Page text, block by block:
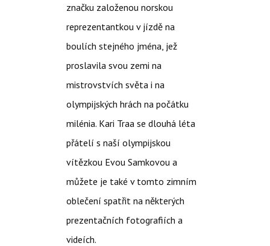
značku založenou norskou
reprezentantkou v jízdě na
boulích stejného jména, jež
proslavila svou zemi na
mistrovstvích světa i na
olympijských hrách na počátku
milénia. Kari Traa se dlouhá léta
přátelí s naší olympijskou
vítězkou Evou Samkovou a
můžete je také v tomto zimním
oblečení spatřit na některých
prezentačních fotografiích a
videích.